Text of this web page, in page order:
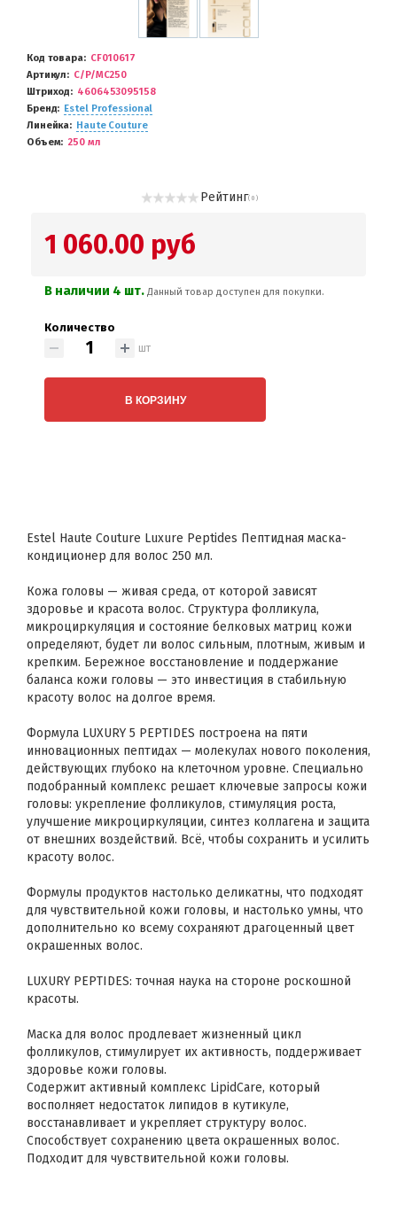
Код товара
CF010617
Артикул
C/P/MC250
Штриход
4606453095158
Бренд
Estel Professional
Линейка
Haute Couture
Объем
250 мл
Рейтинг( 0 )
1 060.00 руб
В наличии 4 шт. Данный товар доступен для покупки.
Количество
шт
В КОРЗИНУ
Estel Haute Couture Luxure Peptides Пептидная маска-
кондиционер для волос 250 мл.
Кожа головы — живая среда, от которой зависят
здоровье и красота волос. Структура фолликула,
микроциркуляция и состояние белковых матриц кожи
определяют, будет ли волос сильным, плотным, живым и
крепким. Бережное восстановление и поддержание
баланса кожи головы — это инвестиция в стабильную
красоту волос на долгое время.
Формула LUXURY 5 PEPTIDES построена на пяти
инновационных пептидах — молекулах нового поколения,
действующих глубоко на клеточном уровне. Специально
подобранный комплекс решает ключевые запросы кожи
головы: укрепление фолликулов, стимуляция роста,
улучшение микроциркуляции, синтез коллагена и защита
от внешних воздействий. Всё, чтобы сохранить и усилить
красоту волос.
Формулы продуктов настолько деликатны, что подходят
для чувствительной кожи головы, и настолько умны, что
дополнительно ко всему сохраняют драгоценный цвет
окрашенных волос.
LUXURY PEPTIDES: точная наука на стороне роскошной
красоты.
Маска для волос продлевает жизненный цикл
фолликулов, стимулирует их активность, поддерживает
здоровье кожи головы.
Содержит активный комплекс LipidCare, который
восполняет недостаток липидов в кутикуле,
восстанавливает и укрепляет структуру волос.
Способствует сохранению цвета окрашенных волос.
Подходит для чувствительной кожи головы.